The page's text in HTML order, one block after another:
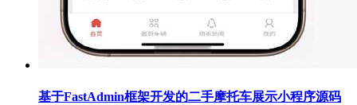
基于FastAdmin框架开发的二手摩托车展示小程序源码